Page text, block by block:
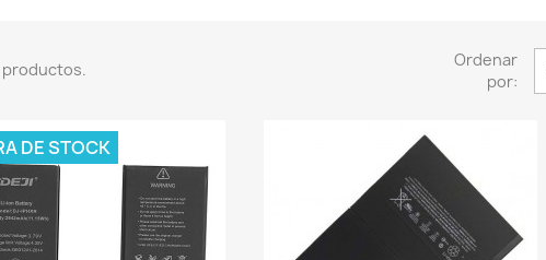
productos.
Ordenar
por:
DE STOCK